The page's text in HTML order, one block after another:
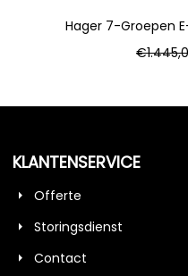
Hager 7-Groepen
€
KLANTENSERVICE
Offerte
Storingsdienst
Contact